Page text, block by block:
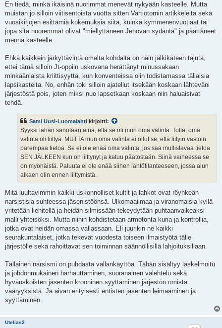
En tiedä, minkä ikäisinä nuorimmat menevät nykyään kasteelle. Mutta
muistan jo silloin viitisentoista vuotta sitten Vartiotornin artikkeleita sekä
vuosikirjojen esittämiä kokemuksia siitä, kuinka kymmenenvuotiaat tai
jopa sitä nuoremmat olivat "miellyttäneen Jehovan sydäntä" ja päättäneet
mennä kasteelle.
Ehkä kaikkein järkyttävintä omalta kohdalta on näin jälkikäteen tajuta,
ettei tämä silloin Jt-oppiin uskovana herättänyt minussakaan
minkäänlaista kriittisyyttä, kun konventeissa olin todistamassa tällaisia
lapsikasteita. No, enhän toki silloin ajatellut itsekään koskaan lähteväni
järjestöstä pois, joten miksi nuo lapsetkaan koskaan niin haluaisivat
tehdä.
Sami Uusi-Luomalahti kirjoitti:
Syyksi tähän sanotaan aina, että se oli mun oma valinta. Totta, oma
valinta oli liittyä. MUTTA mun oma valinta ei ollut se, että liityin vastoin
parempaa tietoa. Se ei ole enää oma valinta, jos saa mullistavaa tietoa
SEN JÄLKEEN kun on liittynyt ja katuu päätöstään. Siinä vaiheessa se
on myöhäistä. Paluuta ei ole enää siihen lähtötilanteeseen, jossa alun
alkaen olin ennen liittymistä.
Mitä luultavimmin kaikki uskonnolliset kultit ja lahkot ovat röyhkeän
narsistisia suhteessa jäsenistöönsä. Ulkomaailmaa ja viranomaisia kyllä
yritetään liehitellä ja heidän silmissään tekeydytään puhtaanvalkeaksi
malli-yhteisöksi. Mutta niihin kohdistetaan armotonta kuria ja kontrollia,
jotka ovat heidän omassa vallassaan. Eli juurikin ne kaikki
seurakuntalaiset, jotka tekevät vuodesta toiseen ilmaistyötä tälle
järjestölle sekä rahoittavat sen toiminnan säännöllisillä lahjoituksillaan.
Tällainen narsismi on puhdasta vallankäyttöä. Tähän sisältyy laskelmoitu
ja johdonmukainen harhauttaminen, suoranainen valehtelu sekä
hyväuskoisten jäsenten krooninen syyttäminen järjestön omista
vääryyksistä. Ja aivan erityisesti entisten jäsenten leimaaminen ja
syyttäminen.
Utelias2